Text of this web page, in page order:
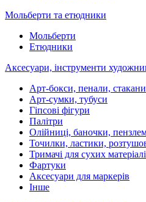
Мольберти та етюдники
Мольберти
Етюдники
Аксесуари, інструменти
Арт-бокси, пенали, стакани
Арт-сумки, тубуси
Гіпсові фігури
Палітри
Олійниці, баночки,
Точилки, ластики,
Тримачі для сухих
Фартуки
Аксесуари для маркерів
Інше